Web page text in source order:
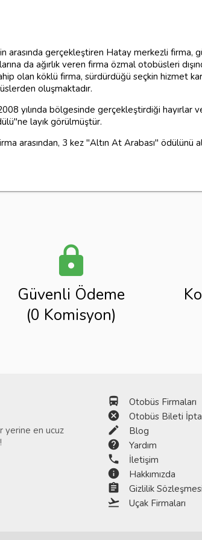
arasında gerçekleştiren Hatay merkezli firma,
da ağırlık veren firma özmal otobüsleri
olan köklü firma, sürdürdüğü seçkin hizmet
oluşmaktadır.
yılında bölgesinde gerçekleştirdiği hayırlar
layık görülmüştür.
arasından, 3 kez "Altın At Arabası" ödülünü
lock
Güvenli Ödeme
(0 Komisyon)
yerine en ucuz
directions_bus Otobüs Firmaları
cancel Otobüs Bileti
edit Blog
help Yardım
phone İletişim
info Hakkımızda
assignment Gizlilik Sözleşmesi
flight_takeoff Uçak Firmaları